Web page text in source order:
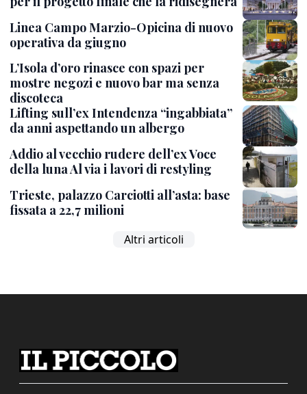
Linea Campo Marzio-Opicina di nuovo
operativa da giugno
L’Isola d’oro rinasce con spazi per
mostre negozi e nuovo bar ma senza
discoteca
Lifting sull’ex Intendenza “ingabbiata”
da anni aspettando un albergo
Addio al vecchio rudere dell’ex Voce
della luna Al via i lavori di restyling
Trieste, palazzo Carciotti all’asta: base
fissata a 22,7 milioni
Altri articoli